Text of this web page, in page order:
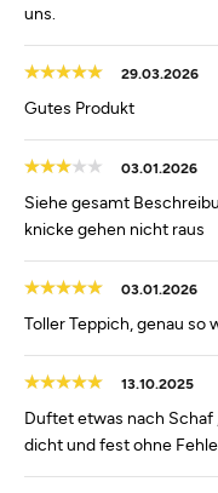
uns.
29.03.2026
Gutes Produkt
03.01.2026
Siehe gesamt
knicke gehen nicht raus
03.01.2026
Toller Teppich, genau so
13.10.2025
Duftet etwas nach Schaf
dicht und fest ohne